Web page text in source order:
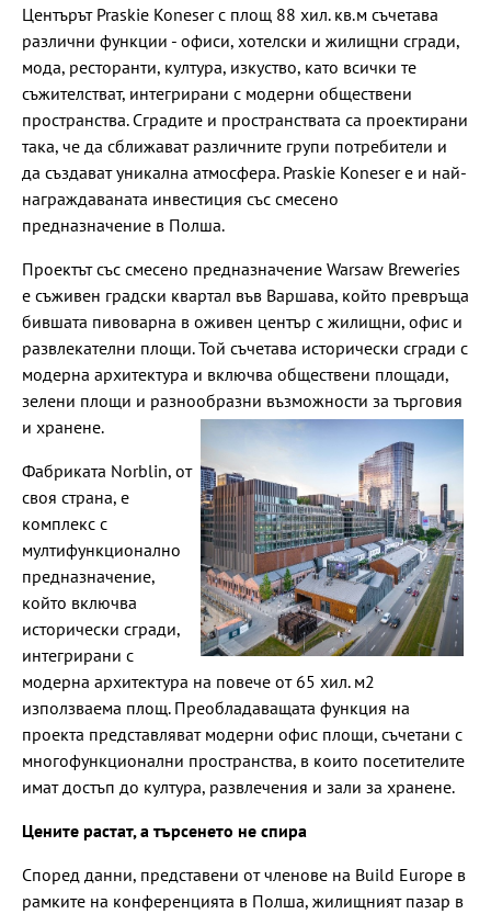
Центърът Praskie Koneser с площ 88 хил. кв.м съчетава
различни функции - офиси, хотелски и жилищни сгради,
мода, ресторанти, култура, изкуство, като всички те
съжителстват, интегрирани с модерни обществени
пространства. Сградите и пространствата са проектирани
така, че да сближават различните групи потребители и
да създават уникална атмосфера. Praskie Koneser е и най-
награждаваната инвестиция със смесено
предназначение в Полша.
Проектът със смесено предназначение Warsaw Breweries
е съживен градски квартал във Варшава, който превръща
бившата пивоварна в оживен център с жилищни, офис и
развлекателни площи. Той съчетава исторически сгради с
модерна архитектура и включва обществени площади,
зелени площи и разнообразни възможности за търговия
и хранене.
Фабриката Norblin, от
своя страна, е
комплекс с
мултифункционално
предназначение,
който включва
исторически сгради,
интегрирани с
модерна архитектура на повече от 65 хил. м2
използваема площ. Преобладаващата функция на
проекта представляват модерни офис площи, съчетани с
многофункционални пространства, в които посетителите
имат достъп до култура, развлечения и зали за хранене.
Цените растат, а търсенето не спира
Според данни, представени от членове на Build Europe в
рамките на конференцията в Полша, жилищният пазар в